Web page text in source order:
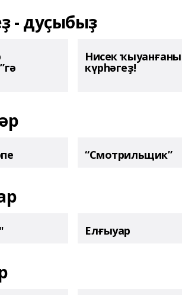
- дуҫыбыҙ
Нисек
күрһәгеҙ!
“Смотрильщик”
Елғыуар